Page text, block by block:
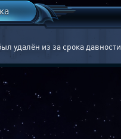
удалён из за срока давности